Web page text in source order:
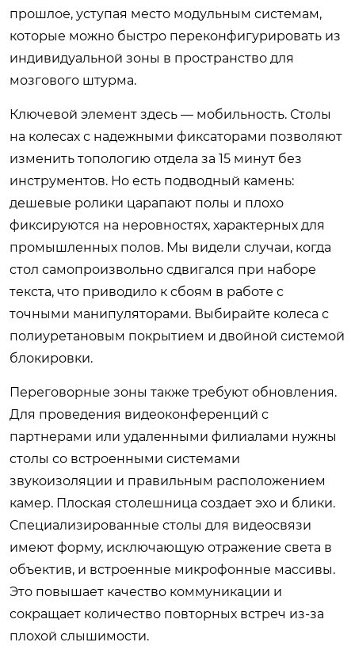
прошлое, уступая место модульным системам,
которые можно быстро переконфигурировать из
индивидуальной зоны в пространство для
мозгового штурма.
Ключевой элемент здесь — мобильность. Столы
на колесах с надежными фиксаторами позволяют
изменить топологию отдела за 15 минут без
инструментов. Но есть подводный камень:
дешевые ролики царапают полы и плохо
фиксируются на неровностях, характерных для
промышленных полов. Мы видели случаи, когда
стол самопроизвольно сдвигался при наборе
текста, что приводило к сбоям в работе с
точными манипуляторами. Выбирайте колеса с
полиуретановым покрытием и двойной системой
блокировки.
Переговорные зоны также требуют обновления.
Для проведения видеоконференций с
партнерами или удаленными филиалами нужны
столы со встроенными системами
звукоизоляции и правильным расположением
камер. Плоская столешница создает эхо и блики.
Специализированные столы для видеосвязи
имеют форму, исключающую отражение света в
объектив, и встроенные микрофонные массивы.
Это повышает качество коммуникации и
сокращает количество повторных встреч из-за
плохой слышимости.